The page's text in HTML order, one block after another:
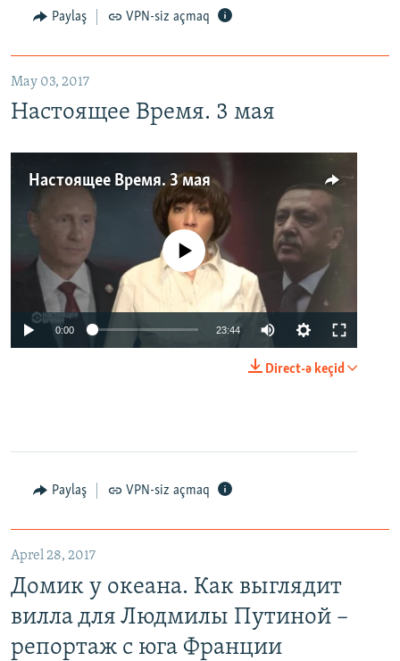
Paylaş VPN-siz açmaq
May 03, 2017
Настоящее Время. 3 мая
Настоящее Время. 3 мая
No media source currently available
0:00 23:44
Direct-ə keçid
Paylaş VPN-siz açmaq
Aprel 28, 2017
Домик у океана. Как выглядит
вилла для Людмилы Путиной –
репортаж с юга Франции